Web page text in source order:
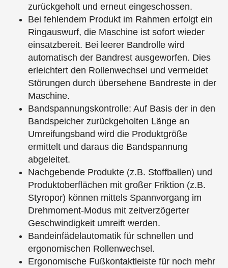
zurückgeholt und erneut eingeschossen.
Bei fehlendem Produkt im Rahmen erfolgt ein
Ringauswurf, die Maschine ist sofort wieder
einsatzbereit. Bei leerer Bandrolle wird
automatisch der Bandrest ausgeworfen. Dies
erleichtert den Rollenwechsel und vermeidet
Störungen durch übersehene Bandreste in der
Maschine.
Bandspannungskontrolle: Auf Basis der in den
Bandspeicher zurückgeholten Länge an
Umreifungsband wird die Produktgröße
ermittelt und daraus die Bandspannung
abgeleitet.
Nachgebende Produkte (z.B. Stoffballen) und
Produktoberflächen mit großer Friktion (z.B.
Styropor) können mittels Spannvorgang im
Drehmoment-Modus mit zeitverzögerter
Geschwindigkeit umreift werden.
Bandeinfädelautomatik für schnellen und
ergonomischen Rollenwechsel.
Ergonomische Fußkontaktleiste für noch mehr